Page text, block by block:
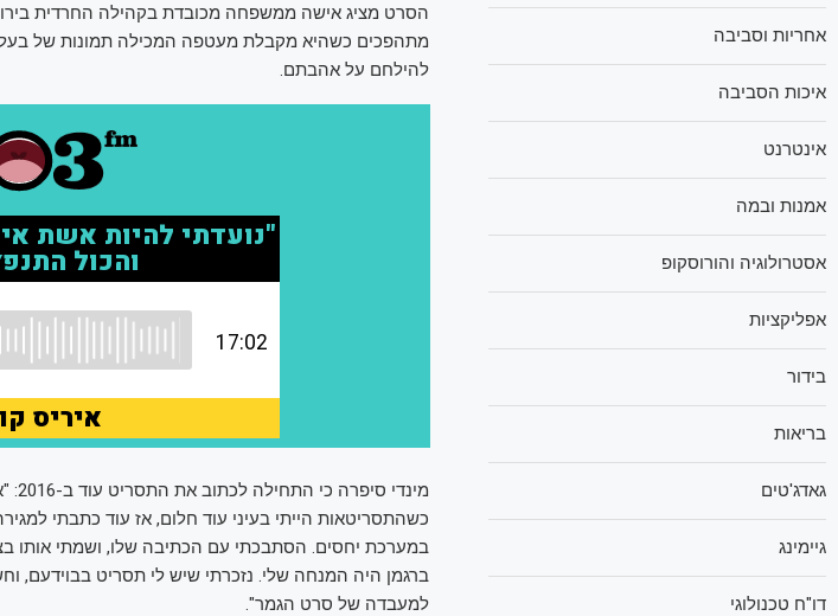
הסרט מציג אישה ממשפחה מכובדת בקהילה החרדית
מתהפכים כשהיא מקבלת מעטפה המכילה תמונות של
להילחם על אהבתם.
כשהתסריטאות הייתי בעיני עוד חלום, אז עוד כתבתי
במערכת יחסים. הסתבכתי עם הכתיבה שלו, ושמתי אותו
ברגמן היה המנחה שלי. נזכרתי שיש לי תסריט בבוידעם,
למעבדה של סרט הגמר".
אחריות וסביבה
איכות הסביבה
אינטרנט
אמנות ובמה
אסטרולוגיה והורוסקופ
אפליקציות
בידור
בריאות
גאדג'טים
גיימינג
דו"ח טכנולוגי